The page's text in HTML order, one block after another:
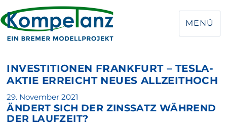
MENÜ
INVESTITIONEN FRANKFURT – TESLA-
AKTIE ERREICHT NEUES ALLZEITHOCH
Veröffentlicht
am
29. November 2021
ÄNDERT SICH DER ZINSSATZ WÄHREND
DER LAUFZEIT?